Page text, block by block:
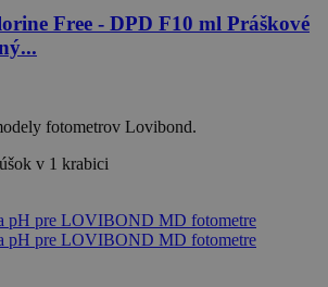
Free - DPD F10 ml Práškové
fotometrov Lovibond.
v 1 krabici